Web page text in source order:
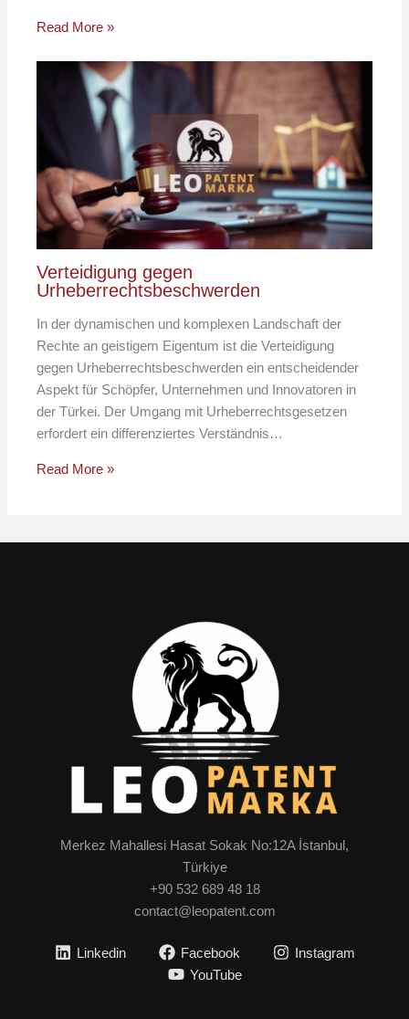
Read More »
Verteidigung gegen
Urheberrechtsbeschwerden
In der dynamischen und komplexen Landschaft der
Rechte an geistigem Eigentum ist die Verteidigung
gegen Urheberrechtsbeschwerden ein entscheidender
Aspekt für Schöpfer, Unternehmen und Innovatoren in
der Türkei. Der Umgang mit Urheberrechtsgesetzen
erfordert ein differenziertes Verständnis…
Read More »
Merkez Mahallesi Hasat Sokak No:12A İstanbul,
Türkiye
+90 532 689 48 18
contact@leopatent.com
Linkedin Facebook
Instagram
YouTube